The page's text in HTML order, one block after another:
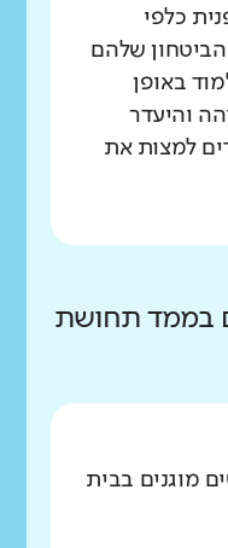
כלפי
שלהם
באופן
והיעדר
למצות את
בממד תחושת
מוגנים בבית